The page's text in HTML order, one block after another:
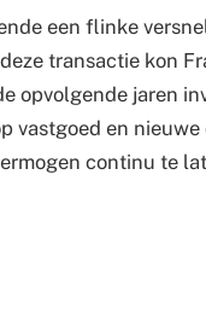
een flinke
transactie kon
opvolgende jaren
vastgoed en
continu te